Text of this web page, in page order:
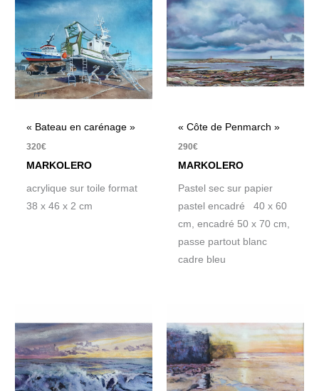
« Bateau en carénage »
320€
MARKOLERO
acrylique sur toile format
38 x 46 x 2 cm
« Côte de Penmarch »
290€
MARKOLERO
Pastel sec sur papier
pastel encadré 40 x 60
cm, encadré 50 x 70 cm,
passe partout blanc
cadre bleu